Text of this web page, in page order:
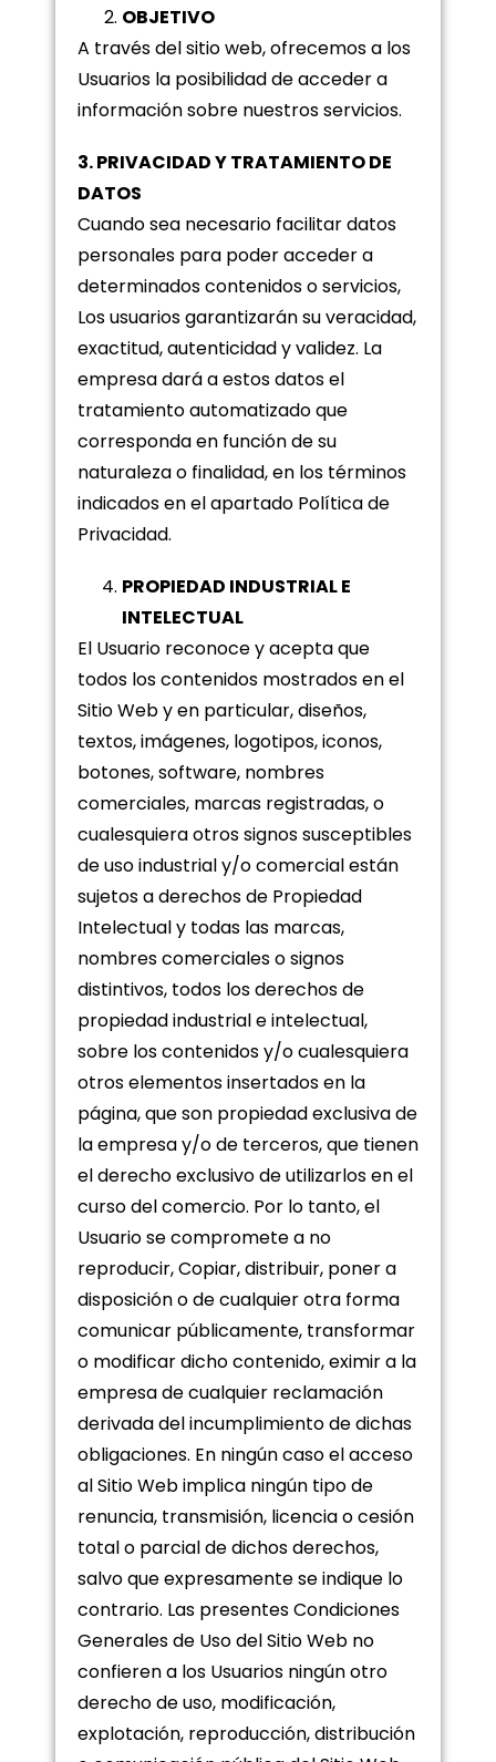
OBJETIVO
A través del sitio web, ofrecemos a los
Usuarios la posibilidad de acceder a
información sobre nuestros servicios.
3. PRIVACIDAD Y TRATAMIENTO DE
DATOS
Cuando sea necesario facilitar datos
personales para poder acceder a
determinados contenidos o servicios,
Los usuarios garantizarán su veracidad,
exactitud, autenticidad y validez. La
empresa dará a estos datos el
tratamiento automatizado que
corresponda en función de su
naturaleza o finalidad, en los términos
indicados en el apartado Política de
Privacidad.
PROPIEDAD INDUSTRIAL E
INTELECTUAL
El Usuario reconoce y acepta que
todos los contenidos mostrados en el
Sitio Web y en particular, diseños,
textos, imágenes, logotipos, iconos,
botones, software, nombres
comerciales, marcas registradas, o
cualesquiera otros signos susceptibles
de uso industrial y/o comercial están
sujetos a derechos de Propiedad
Intelectual y todas las marcas,
nombres comerciales o signos
distintivos, todos los derechos de
propiedad industrial e intelectual,
sobre los contenidos y/o cualesquiera
otros elementos insertados en la
página, que son propiedad exclusiva de
la empresa y/o de terceros, que tienen
el derecho exclusivo de utilizarlos en el
curso del comercio. Por lo tanto, el
Usuario se compromete a no
reproducir, Copiar, distribuir, poner a
disposición o de cualquier otra forma
comunicar públicamente, transformar
o modificar dicho contenido, eximir a la
empresa de cualquier reclamación
derivada del incumplimiento de dichas
obligaciones. En ningún caso el acceso
al Sitio Web implica ningún tipo de
renuncia, transmisión, licencia o cesión
total o parcial de dichos derechos,
salvo que expresamente se indique lo
contrario. Las presentes Condiciones
Generales de Uso del Sitio Web no
confieren a los Usuarios ningún otro
derecho de uso, modificación,
explotación, reproducción, distribución